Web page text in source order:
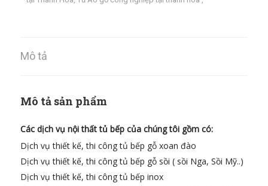
Mô tả
Mô tả sản phẩm
Các dịch vụ nội thất tủ bếp của chúng tôi gồm có:
Dịch vụ thiết kế, thi công tủ bếp gỗ xoan đào
Dịch vụ thiết kế, thi công tủ bếp gỗ sồi ( sồi Nga, Sồi Mỹ..)
Dịch vụ thiết kế, thi công tủ bếp inox